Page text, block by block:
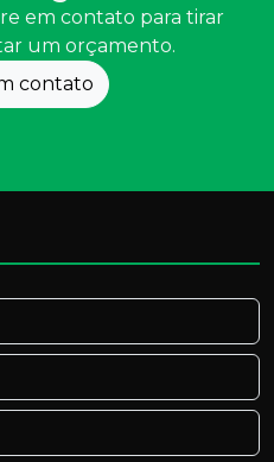
em contato para tirar
um orçamento.
contato